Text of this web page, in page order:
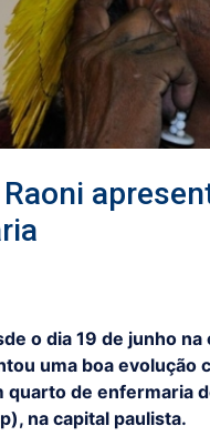
o dia 19 de junho
uma boa evolução
quarto de enfermaria
na capital paulista.